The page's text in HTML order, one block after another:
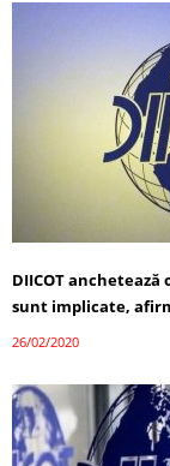
DIICOT anchetează
sunt implicate,
26/02/2020